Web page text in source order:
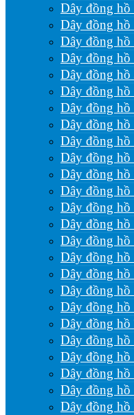
Dây đồng hồ
Dây đồng hồ
Dây đồng hồ
Dây đồng hồ
Dây đồng hồ
Dây đồng hồ
Dây đồng hồ
Dây đồng
Dây đồng hồ
Dây đồng
Dây đồng hồ
Dây đồng hồ
Dây đồng hồ
Dây đồng hồ
Dây đồng hồ
Dây đồng hồ
Dây đồng
Dây đồng hồ
Dây đồng hồ
Dây đồng hồ
Dây đồng hồ
Dây đồng hồ
Dây đồng hồ
Dây đồng hồ
Dây đồng hồ